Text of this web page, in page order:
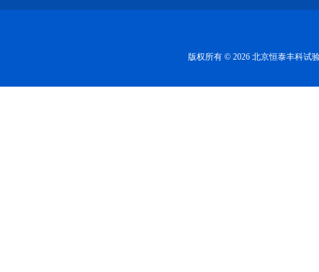
版权所有 © 2026 北京恒泰丰科试